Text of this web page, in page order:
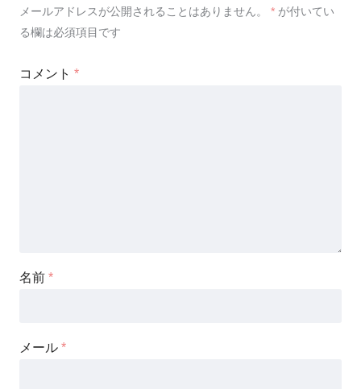
メールアドレスが公開されることはありません。 * が付いてい
る欄は必須項目です
コメント *
名前 *
メール *